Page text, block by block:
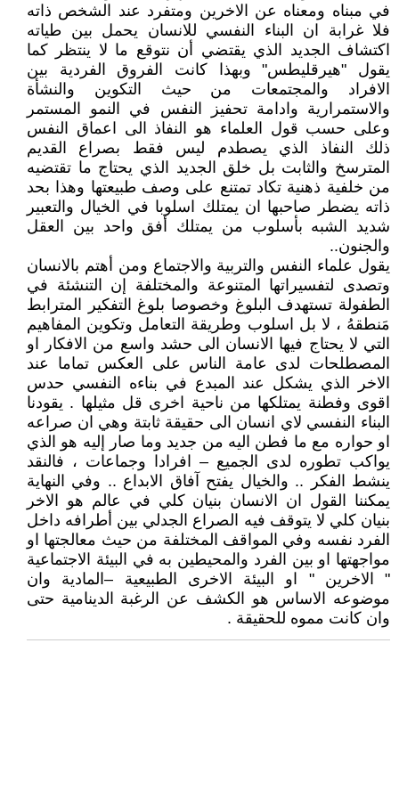
في مبناه ومعناه عن الاخرين ومتفرد عند الشخص ذاته
فلا غرابة ان البناء النفسي للانسان يحمل بين طياته
اكتشاف الجديد الذي يقتضي أن نتوقع ما لا ينتظر كما
يقول "هيرقليطس" وبهذا كانت الفروق الفردية بين
الافراد والمجتمعات من حيث التكوين والنشأة
والاستمرارية وادامة تحفيز النفس في النمو المستمر
وعلى حسب قول العلماء هو النفاذ الى اعماق النفس
ذلك النفاذ الذي يصطدم ليس فقط بصراع القديم
المترسخ والثابت بل خلق الجديد الذي يحتاج ما تقتضيه
من خلفية ذهنية تكاد تمتنع على وصف طبيعتها وهذا بحد
ذاته يضطر صاحبها ان يمتلك اسلوبا في الخيال والتعبير
شديد الشبه بأسلوب من يمتلك أفق واحد بين العقل
والجنون..
يقول علماء النفس والتربية والاجتماع ومن أهتم بالانسان
وتصدى لتفسيراتها المتنوعة والمختلفة إن التنشئة في
الطفولة تستهدف البلوغ وخصوصا بلوغ التفكير المترابط
مَنطقهُ ، لا بل اسلوب وطريقة التعامل وتكوين المفاهيم
التي لا يحتاج فيها الانسان الى حشد واسع من الافكار او
المصطلحات لدى عامة الناس على العكس تماما عند
الاخر الذي يشكل عند المبدع في بناءه النفسي حدس
اقوى وفطنة يمتلكها من ناحية اخرى قل مثيلها . يقودنا
البناء النفسي لاي انسان الى حقيقة ثابتة وهي ان صراعه
او حواره مع ما فطن اليه من جديد وما صار إليه هو الذي
يواكب تطوره لدى الجميع – افرادا وجماعات ، فالنقد
ينشط الفكر .. والخيال يفتح آفاق الابداع .. وفي النهاية
يمكننا القول ان الانسان بنيان كلي في عالم هو الاخر
بنيان كلي لا يتوقف فيه الصراع الجدلي بين أطرافه داخل
الفرد نفسه وفي المواقف المختلفة من حيث معالجتها او
مواجهتها او بين الفرد والمحيطين به في البيئة الاجتماعية
" الاخرين " او البيئة الاخرى الطبيعية –المادية وان
موضوعه الاساس هو الكشف عن الرغبة الدينامية حتى
وان كانت مموه للحقيقة .